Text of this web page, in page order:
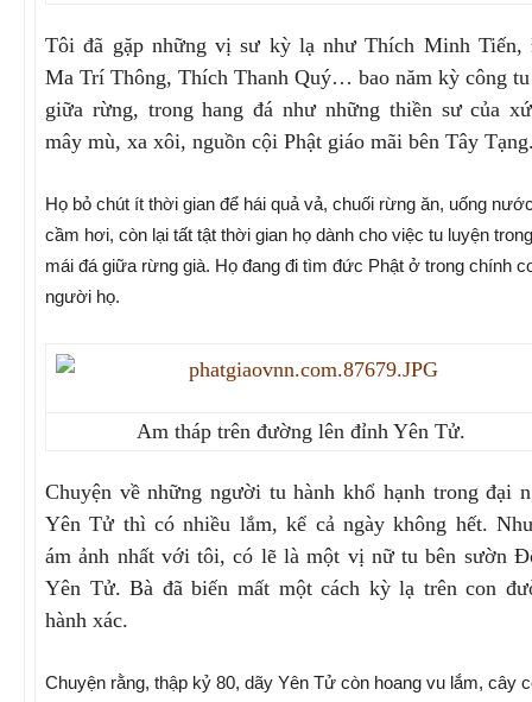
Tôi đã gặp những vị sư kỳ lạ như Thích Minh Tiến,
Ma Trí Thông, Thích Thanh Quý… bao năm kỳ công
giữa rừng, trong hang đá như những thiền sư của
mây mù, xa xôi, nguồn cội Phật giáo mãi bên Tây
Họ bỏ chút ít thời gian để hái quả vả, chuối rừng ăn, uống
cầm hơi, còn lại tất tật thời gian họ dành cho việc tu luyện trong
mái đá giữa rừng già. Họ đang đi tìm đức Phật ở trong chính
người họ.
Am tháp trên đường lên đỉnh Yên Tử.
Chuyện về những người tu hành khổ hạnh trong đại
Yên Tử thì có nhiều lắm, kể cả ngày không hết.
ám ảnh nhất với tôi, có lẽ là một vị nữ tu bên sườn
Yên Tử. Bà đã biến mất một cách kỳ lạ trên con
hành xác.
Chuyện rằng, thập kỷ 80, dãy Yên Tử còn hoang vu lắm, cây